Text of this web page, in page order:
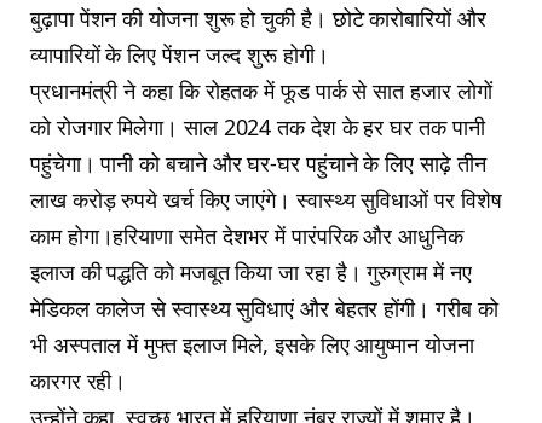
बुढ़ापा पेंशन की योजना शुरू हो चुकी है। छोटे कारोबारियों और
व्यापारियों के लिए पेंशन जल्द शुरू होगी।
प्रधानमंत्री ने कहा कि रोहतक में फूड पार्क से सात हजार लोगों
को रोजगार मिलेगा। साल 2024 तक देश के हर घर तक पानी
पहुंचेगा। पानी को बचाने और घर-घर पहुंचाने के लिए साढ़े तीन
लाख करोड़ रुपये खर्च किए जाएंगे। स्वास्थ्य सुविधाओं पर विशेष
काम होगा।हरियाणा समेत देशभर में पारंपरिक और आधुनिक
इलाज की पद्धति को मजबूत किया जा रहा है। गुरुग्राम में नए
मेडिकल कालेज से स्वास्थ्य सुविधाएं और बेहतर होंगी। गरीब को
भी अस्पताल में मुफ्त इलाज मिले, इसके लिए आयुष्मान योजना
कारगर रही।